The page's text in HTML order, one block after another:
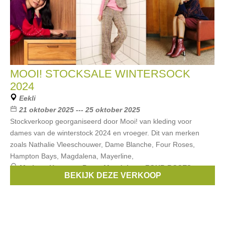
MOOI! STOCKSALE WINTERSOCK
2024
Eekli
21 oktober 2025 --- 25 oktober 2025
Stockverkoop georganiseerd door Mooi! van kleding voor
dames van de winterstock 2024 en vroeger. Dit van merken
zoals Nathalie Vleeschouwer, Dame Blanche, Four Roses,
Hampton Bays, Magdalena, Mayerline,
Merken:Hampton Bays,Magdalena,FOUR ROSES,
Nathalie Vleeschouwer,Mayerline , ...
BEKIJK DEZE VERKOOP